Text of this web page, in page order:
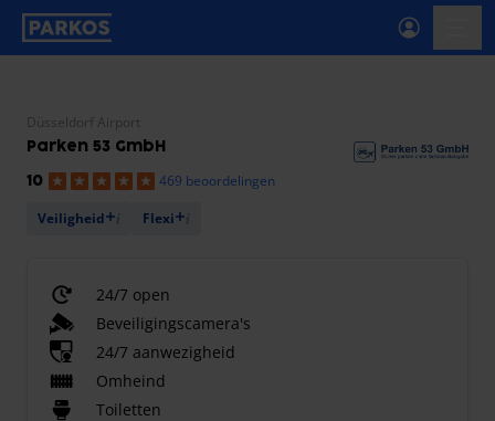
label-voor-primaire-navigatie
Düsseldorf Airport
Parken 53 GmbH
10
469 beoordelingen
Veiligheid
Flexi
24/7 open
Beveiligingscamera's
24/7 aanwezigheid
Omheind
Toiletten